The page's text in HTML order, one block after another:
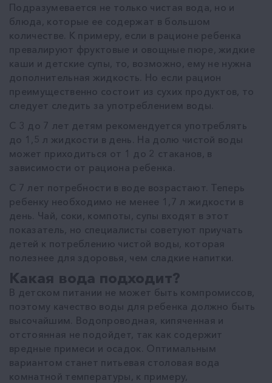
Подразумевается не только чистая вода, но и
блюда, которые ее содержат в большом
количестве. К примеру, если в рационе ребенка
превалируют фруктовые и овощные пюре, жидкие
каши и детские супы, то, возможно, ему не нужна
дополнительная жидкость. Но если рацион
преимущественно состоит из сухих продуктов, то
следует следить за употреблением воды.
С 3 до 7 лет детям рекомендуется употреблять
до 1,5 л жидкости в день. На долю чистой воды
может приходиться от 1 до 2 стаканов, в
зависимости от рациона ребенка.
С 7 лет потребности в воде возрастают. Теперь
ребенку необходимо не менее 1,7 л жидкости в
день. Чай, соки, компоты, супы входят в этот
показатель, но специалисты советуют приучать
детей к потреблению чистой воды, которая
полезнее для здоровья, чем сладкие напитки.
Какая вода подходит?
В детском питании не может быть компромиссов,
поэтому качество воды для ребенка должно быть
высочайшим. Водопроводная, кипяченная и
отстоянная не подойдет, так как содержит
вредные примеси и осадок. Оптимальным
вариантом станет питьевая столовая вода
комнатной температуры, к примеру,